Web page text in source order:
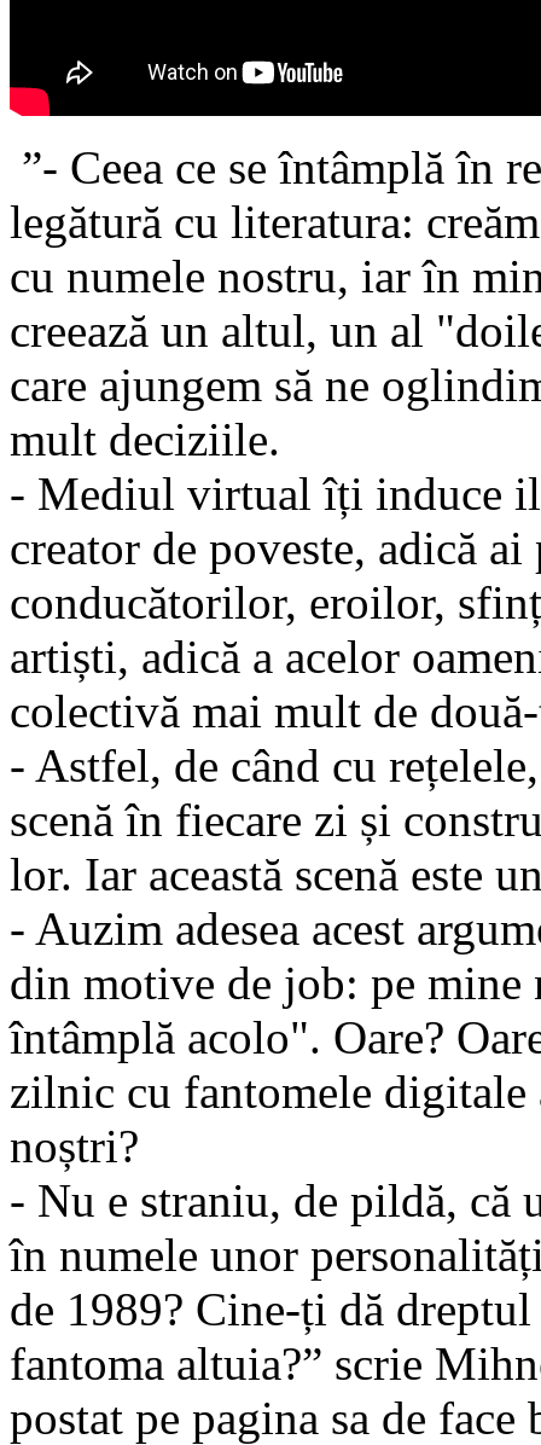
”- Ceea ce se întâmplă în
legătură cu literatura:
cu numele nostru, iar în
creează un altul, un al
care ajungem să ne
mult deciziile.
- Mediul virtual îți induce
creator de poveste, adică
conducătorilor, eroilor,
artiști, adică a acelor
colectivă mai mult de
- Astfel, de când cu
scenă în fiecare zi și
lor. Iar această scenă este
- Auzim adesea acest
din motive de job: pe mine
întâmplă acolo". Oare?
zilnic cu fantomele
noștri?
- Nu e straniu, de pildă, că
în numele unor
de 1989? Cine-ți dă
fantoma altuia?” scrie
postat pe pagina sa de face